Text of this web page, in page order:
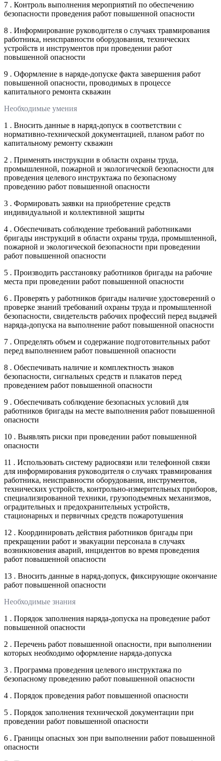
7 . Контроль выполнения мероприятий по обеспечению
безопасности проведения работ повышенной опасности
8 . Информирование руководителя о случаях травмирования
работника, неисправности оборудования, технических
устройств и инструментов при проведении работ
повышенной опасности
9 . Оформление в наряде-допуске факта завершения работ
повышенной опасности, проводимых в процессе
капитального ремонта скважин
Необходимые умения
1 . Вносить данные в наряд-допуск в соответствии с
нормативно-технической документацией, планом работ по
капитальному ремонту скважин
2 . Применять инструкции в области охраны труда,
промышленной, пожарной и экологической безопасности для
проведения целевого инструктажа по безопасному
проведению работ повышенной опасности
3 . Формировать заявки на приобретение средств
индивидуальной и коллективной защиты
4 . Обеспечивать соблюдение требований работниками
бригады инструкций в области охраны труда, промышленной,
пожарной и экологической безопасности при проведении
работ повышенной опасности
5 . Производить расстановку работников бригады на рабочие
места при проведении работ повышенной опасности
6 . Проверять у работников бригады наличие удостоверений о
проверке знаний требований охраны труда и промышленной
безопасности, свидетельств рабочих профессий перед выдачей
наряда-допуска на выполнение работ повышенной опасности
7 . Определять объем и содержание подготовительных работ
перед выполнением работ повышенной опасности
8 . Обеспечивать наличие и комплектность знаков
безопасности, сигнальных средств и плакатов перед
проведением работ повышенной опасности
9 . Обеспечивать соблюдение безопасных условий для
работников бригады на месте выполнения работ повышенной
опасности
10 . Выявлять риски при проведении работ повышенной
опасности
11 . Использовать систему радиосвязи или телефонной связи
для информирования руководителя о случаях травмирования
работника, неисправности оборудования, инструментов,
технических устройств, контрольно-измерительных приборов,
специализированной техники, грузоподъемных механизмов,
оградительных и предохранительных устройств,
стационарных и первичных средств пожаротушения
12 . Координировать действия работников бригады при
прекращении работ и эвакуации персонала в случаях
возникновения аварий, инцидентов во время проведения
работ повышенной опасности
13 . Вносить данные в наряд-допуск, фиксирующие окончание
работ повышенной опасности
Необходимые знания
1 . Порядок заполнения наряда-допуска на проведение работ
повышенной опасности
2 . Перечень работ повышенной опасности, при выполнении
которых необходимо оформление наряда-допуска
3 . Программа проведения целевого инструктажа по
безопасному проведению работ повышенной опасности
4 . Порядок проведения работ повышенной опасности
5 . Порядок заполнения технической документации при
проведении работ повышенной опасности
6 . Границы опасных зон при выполнении работ повышенной
опасности